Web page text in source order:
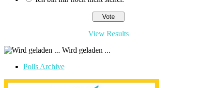
View Results
Wird geladen ...
Polls Archive